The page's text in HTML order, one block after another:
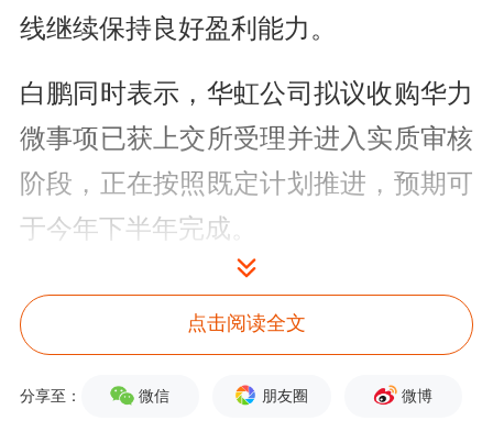
线继续保持良好盈利能力。
白鹏同时表示，华虹公司拟议收购华力
微事项已获上交所受理并进入实质审核
阶段，正在按照既定计划推进，预期可
于今年下半年完成。
氢氟酸价格或迎来大涨
据韩媒TheElec报道，韩国无水氢氟酸
生产商，包括Solbrain、ENF
点击阅读全文
分享至： 微信 朋友圈 微博